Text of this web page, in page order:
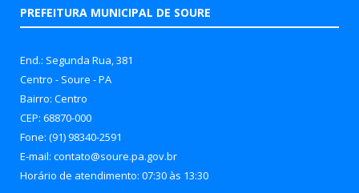
PREFEITURA MUNICIPAL DE SOURE
End.: Segunda Rua, 381
Centro - Soure - PA
Bairro: Centro
CEP: 68870-000
Fone: (91) 98340-2591
E-mail: contato@soure.pa.gov.br
Horário de atendimento: 07:30 às 13:30